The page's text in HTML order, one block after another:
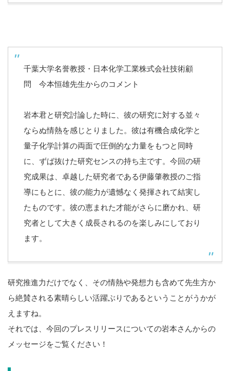
千葉大学名誉教授・日本化学工業株式会社技術顧
問 今本恒雄先生からのコメント
岩本君と研究討論した時に、彼の研究に対する並々
ならぬ情熱を感じとりました。彼は有機合成化学と
量子化学計算の両面で圧倒的な力量をもつと同時
に、ずば抜けた研究センスの持ち主です。今回の研
究成果は、卓越した研究者である伊藤肇教授のご指
導にもとに、彼の能力が遺憾なく発揮されて結実し
たものです。彼の恵まれた才能がさらに磨かれ、研
究者として大きく成長されるのを楽しみにしており
ます。
研究推進力だけでなく、その情熱や発想力も含めて先生方か
ら絶賛される素晴らしい活躍ぶりであるということがうかが
えますね。
それでは、今回のプレスリリースについての岩本さんからの
メッセージをご覧ください！